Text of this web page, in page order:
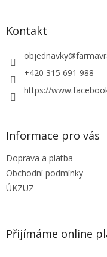
Kontakt
objednavky@
+420 315 691 988
https://
Informace pro vás
Doprava a platba
Obchodní podmínky
ÚKZUZ
Přijímáme online